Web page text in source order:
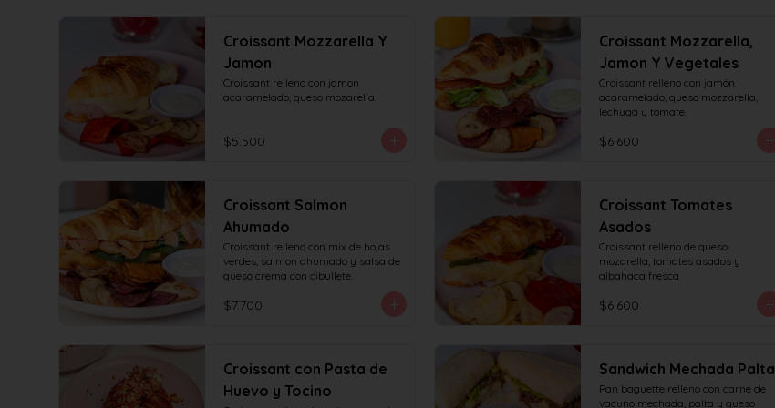
Croissant Mozzarella Y
Jamon
Croissant relleno con jamon
acaramelado, queso mozarella.
$5.500
Croissant Mozzarella,
Jamon Y Vegetales
Croissant relleno con jamón
acaramelado, queso mozzarella,
lechuga y tomate.
$6.600
Croissant Salmon
Ahumado
Croissant relleno con mix de hojas
verdes, salmon ahumado y salsa de
queso crema con cibullete.
$7.700
Croissant Tomates
Asados
Croissant relleno de queso
mozarella, tomates asados y
albahaca fresca.
$6.600
Croissant con Pasta de
Huevo y Tocino
Sandwich Mechada Palta
Pan baguette relleno con carne de
vacuno mechada, palta y queso